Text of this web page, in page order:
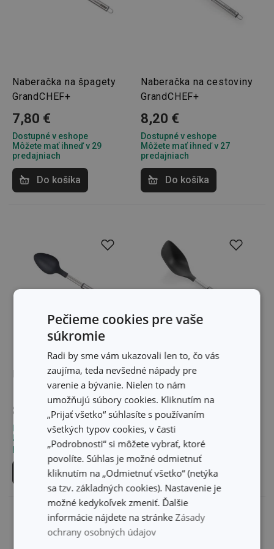
Naberačka na špagety
GrandCHEF+
7,80 €
Dostupné v eshope
Môžete mať ihneď v 29
predajniach
Do košíka
Naberačka na cestoviny
GrandCHEF+
8,20 €
Dostupné v eshope
Môžete mať ihneď v 27
predajniach
Do košíka
Lyžica GrandCHEF+
8,20 €
Dostupné v eshope
Môžete mať ihneď v 30
predajniach
Do košíka
Lyžica do rohov
GrandCHEF+
7,00 €
Dostupné v eshope
Môžete mať ihneď v 29
predajniach
Do košíka
Pečieme cookies pre vaše
súkromie
Radi by sme vám ukazovali len to, čo vás
zaujíma, teda nevšedné nápady pre
varenie a bývanie. Nielen to nám
umožňujú súbory cookies. Kliknutím na
„Prijať všetko“ súhlasíte s používaním
všetkých typov cookies, v časti
„Podrobnosti“ si môžete vybrať, ktoré
povolíte. Súhlas je možné odmietnuť
kliknutím na „Odmietnuť všetko“ (netýka
sa tzv. základných cookies). Nastavenie je
možné kedykoľvek zmeniť. Ďalšie
informácie nájdete na stránkeZásady
ochrany osobných údajov